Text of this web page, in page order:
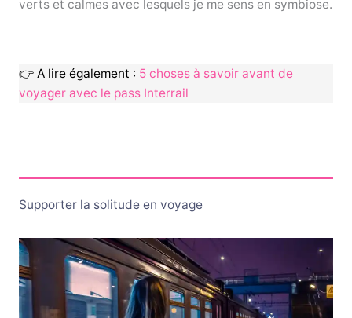
verts et calmes avec lesquels je me sens en symbiose.
👉 A lire également : 5 choses à savoir avant de
voyager avec le pass Interrail
Supporter la solitude en voyage